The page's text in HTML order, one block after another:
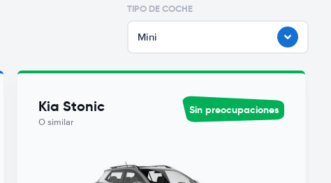
TIPO DE COCHE
Mini
Kia Stonic
O similar
Sin preocupaciones